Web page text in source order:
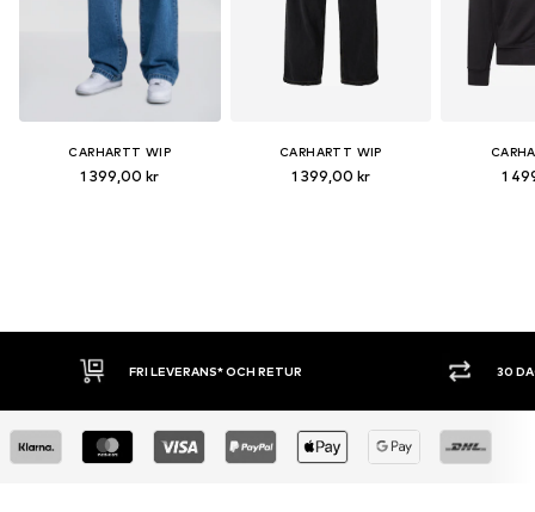
CARHARTT WIP
1 399,00 kr
CARHARTT WIP
1 399,00 kr 1
FRI LEVERANS* OCH RETUR 30